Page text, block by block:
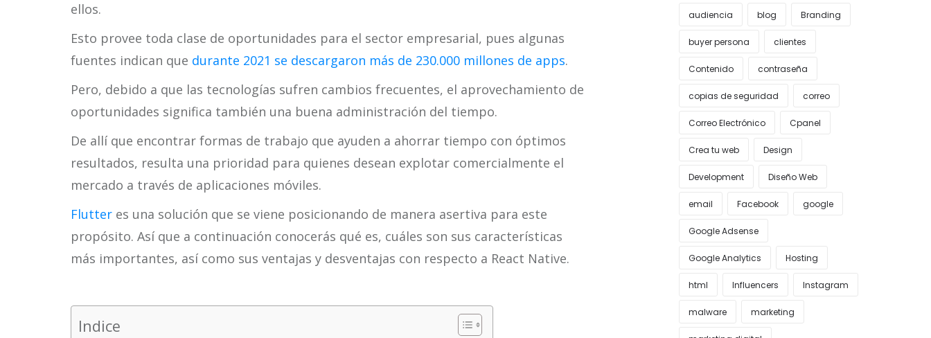
ellos.
Esto provee toda clase de oportunidades para el sector empresarial, pues algunas
fuentes indican que durante 2021 se descargaron más de 230.000 millones de apps.
Pero, debido a que las tecnologías sufren cambios frecuentes, el aprovechamiento de
oportunidades significa también una buena administración del tiempo.
De allí que encontrar formas de trabajo que ayuden a ahorrar tiempo con óptimos
resultados, resulta una prioridad para quienes desean explotar comercialmente el
mercado a través de aplicaciones móviles.
Flutter es una solución que se viene posicionando de manera asertiva para este
propósito. Así que a continuación conocerás qué es, cuáles son sus características
más importantes, así como sus ventajas y desventajas con respecto a React Native.
Indice
audiencia blog Branding
buyer persona clientes
Contenido contraseña
copias de seguridad correo
Correo Electrónico Cpanel
Crea tu web Design
Development Diseño Web
email Facebook google
Google Adsense
Google Analytics Hosting
html Influencers Instagram
malware marketing